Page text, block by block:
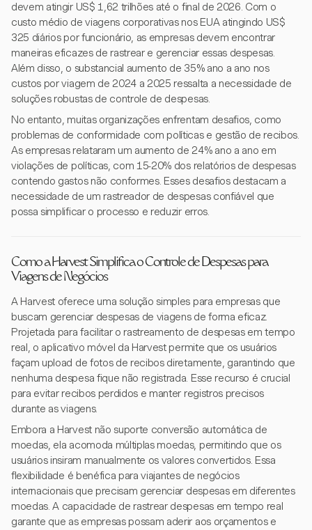
devem atingir US$ 1,62 trilhões até o final de 2026. Com o
custo médio de viagens corporativas nos EUA atingindo US$
325 diários por funcionário, as empresas devem encontrar
maneiras eficazes de rastrear e gerenciar essas despesas.
Além disso, o substancial aumento de 35% ano a ano nos
custos por viagem de 2024 a 2025 ressalta a necessidade de
soluções robustas de controle de despesas.
No entanto, muitas organizações enfrentam desafios, como
problemas de conformidade com políticas e gestão de recibos.
As empresas relataram um aumento de 24% ano a ano em
violações de políticas, com 15-20% dos relatórios de despesas
contendo gastos não conformes. Esses desafios destacam a
necessidade de um rastreador de despesas confiável que
possa simplificar o processo e reduzir erros.
Como a Harvest Simplifica o Controle de Despesas para
Viagens de Negócios
A Harvest oferece uma solução simples para empresas que
buscam gerenciar despesas de viagens de forma eficaz.
Projetada para facilitar o rastreamento de despesas em tempo
real, o aplicativo móvel da Harvest permite que os usuários
façam upload de fotos de recibos diretamente, garantindo que
nenhuma despesa fique não registrada. Esse recurso é crucial
para evitar recibos perdidos e manter registros precisos
durante as viagens.
Embora a Harvest não suporte conversão automática de
moedas, ela acomoda múltiplas moedas, permitindo que os
usuários insiram manualmente os valores convertidos. Essa
flexibilidade é benéfica para viajantes de negócios
internacionais que precisam gerenciar despesas em diferentes
moedas. A capacidade de rastrear despesas em tempo real
garante que as empresas possam aderir aos orçamentos e